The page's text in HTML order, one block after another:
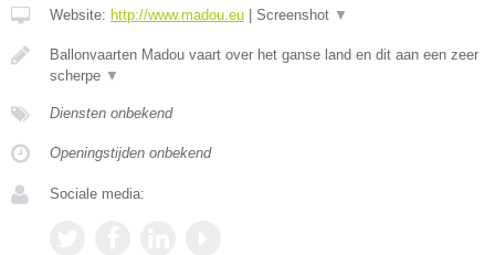
Website: http://www.madou.eu Screenshot ▼
Ballonvaarten Madou vaart over het ganse land en dit aan een zeer
scherpe ▼
Diensten onbekend
Openingstijden onbekend
Sociale media: